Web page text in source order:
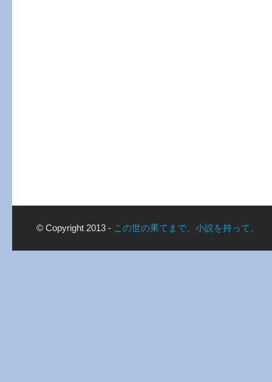
© Copyright 2013 - この世の果てまで、小説を持って。